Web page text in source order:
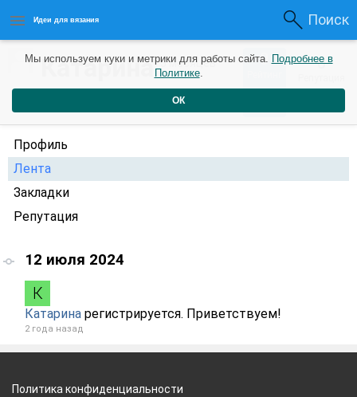
Идеи для вязания Поиск
Катарина5 месяцев 0 0
Профиль
Лента
Закладки
Репутация
12 июля 2024
Катарина регистрируется. Приветствуем!
2 года назад
Мы используем куки и метрики для работы сайта. Подробнее в
Политике.
ОК
Политика конфиденциальности